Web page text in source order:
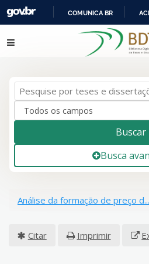
IR
PARA
COMUNICA BR
Pular para o conteúdo
Buscar
Busca
Análise da formação de preço d...
Citar Imprimir